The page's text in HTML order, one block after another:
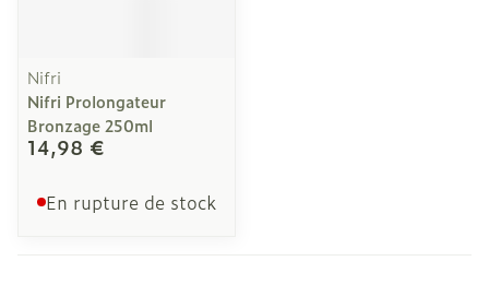
Nifri
Nifri Prolongateur
Bronzage 250ml
14,98 €
En rupture de stock